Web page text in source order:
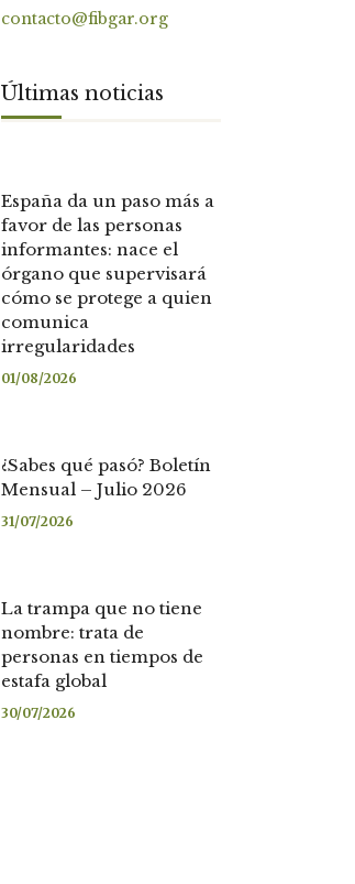
contacto@fibgar.org
Últimas noticias
España da un paso más a
favor de las personas
informantes: nace el
órgano que supervisará
cómo se protege a quien
comunica
irregularidades
01/08/2026
¿Sabes qué pasó? Boletín
Mensual – Julio 2026
31/07/2026
La trampa que no tiene
nombre: trata de
personas en tiempos de
estafa global
30/07/2026